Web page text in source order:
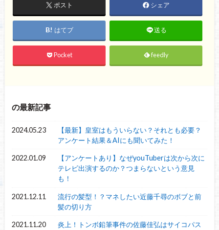
ポスト シェア
はてブ 送る
Pocket feedly
の最新記事
2024.05.23
【最新】皇室はもういらない？それとも必要？
アンケート結果＆AIにも聞いてみた！
2022.01.09
【アンケートあり】なぜyouTuberは次から次に
テレビ出演するのか？つまらないという意見
も！
2021.12.11
流行の髪型！？マネしたい近藤千尋のボブと前
髪の切り方
2021.11.20
炎上！トンボ鉛筆事件の佐藤佳弘はサイコパス